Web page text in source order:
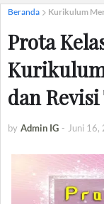
Beranda Kurikulum
Prota
dan
by Admin IG - Juni 16,